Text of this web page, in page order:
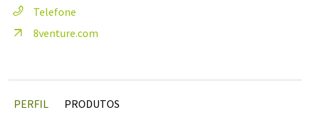
Telefone
8venture.com
PERFIL PRODUTOS